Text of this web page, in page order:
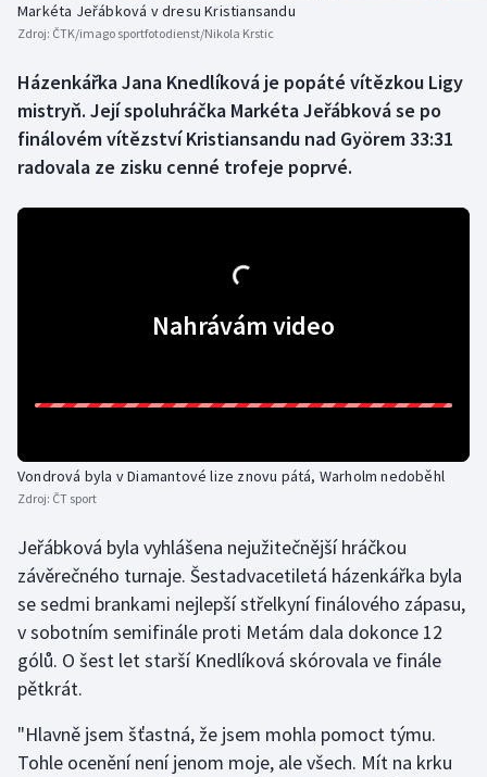
Boby a skeleton
Box
Curling
Jezdectví
Judo
Krasobruslení
Lezení
Moderní pětiboj
AZ kvíz
Markéta Jeřábková v dresu Kristiansandu
Zdroj: ČTK/imago sportfotodienst/Nikola Krstic
Házenkářka Jana Knedlíková je popáté vítězkou Ligy
mistryň. Její spoluhráčka Markéta Jeřábková se po
finálovém vítězství Kristiansandu nad Györem 33:31
radovala ze zisku cenné trofeje poprvé.
Nahrávám video
Vondrová byla v Diamantové lize znovu pátá, Warholm nedoběhl
Zdroj: ČT sport
Jeřábková byla vyhlášena nejužitečnější hráčkou
závěrečného turnaje. Šestadvacetiletá házenkářka byla
se sedmi brankami nejlepší střelkyní finálového zápasu,
v sobotním semifinále proti Metám dala dokonce 12
gólů. O šest let starší Knedlíková skórovala ve finále
pětkrát.
"Hlavně jsem šťastná, že jsem mohla pomoct týmu.
Tohle ocenění není jenom moje, ale všech. Mít na krku